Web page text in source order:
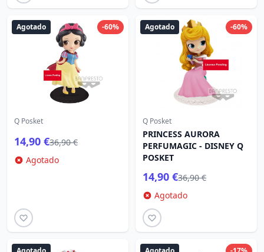
-60%
Agotado
Q Posket
14,90 €36,90 €
Agotado
-60%
Agotado
Q Posket
PRINCESS AURORA
PERFUMAGIC - DISNEY Q
POSKET
14,90 €36,90 €
Agotado